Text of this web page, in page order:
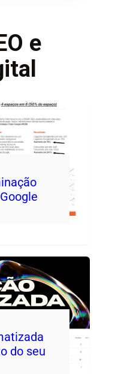
e
do seu